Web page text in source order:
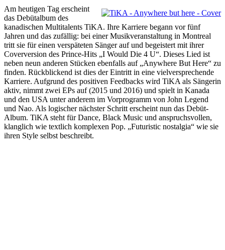
Am heutigen Tag erscheint
das Debütalbum des
kanadischen Multitalents TiKA. Ihre Karriere begann vor fünf
Jahren und das zufällig: bei einer Musikveranstaltung in Montreal
tritt sie für einen verspäteten Sänger auf und begeistert mit ihrer
Coverversion des Prince-Hits „I Would Die 4 U“. Dieses Lied ist
neben neun anderen Stücken ebenfalls auf „Anywhere But Here“ zu
finden. Rückblickend ist dies der Eintritt in eine vielversprechende
Karriere. Aufgrund des positiven Feedbacks wird TiKA als Sängerin
aktiv, nimmt zwei EPs auf (2015 und 2016) und spielt in Kanada
und den USA unter anderem im Vorprogramm von John Legend
und Nao. Als logischer nächster Schritt erscheint nun das Debüt-
Album. TiKA steht für Dance, Black Music und anspruchsvollen,
klanglich wie textlich komplexen Pop. „Futuristic nostalgia“ wie sie
ihren Style selbst beschreibt.